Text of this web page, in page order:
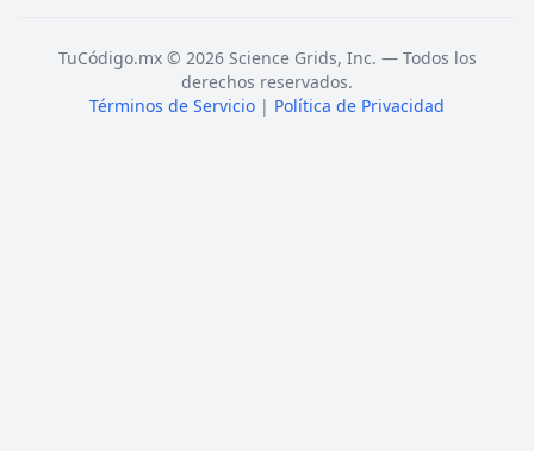
TuCódigo.mx © 2026 Science Grids, Inc. — Todos los
derechos reservados.
Términos de Servicio | Política de Privacidad